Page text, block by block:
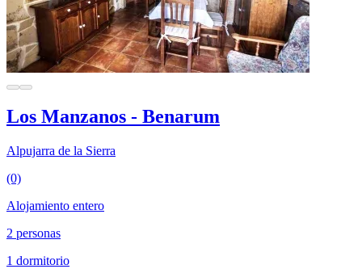
Los Manzanos - Benarum
Alpujarra de la Sierra
(0)
Alojamiento entero
2 personas
1 dormitorio